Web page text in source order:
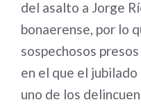
del asalto a Jorge
bonaerense, por lo
sospechosos
en el que el
uno de los